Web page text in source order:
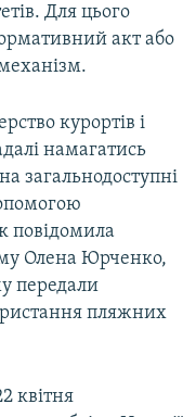
Для цього
акт або
курортів і
намагатись
на загальнодоступні
повідомила
Олена Юрченко,
передали
пляжних
квітня